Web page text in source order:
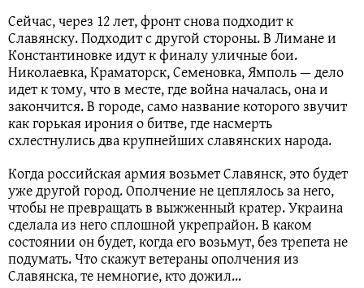
Сейчас, через 12 лет, фронт снова подходит к
Славянску. Подходит с другой стороны. В Лимане и
Константиновке идут к финалу уличные бои.
Николаевка, Краматорск, Семеновка, Ямполь — дело
идет к тому, что в месте, где война началась, она и
закончится. В городе, само название которого звучит
как горькая ирония о битве, где насмерть
схлестнулись два крупнейших славянских народа.
Когда российская армия возьмет Славянск, это будет
уже другой город. Ополчение не цеплялось за него,
чтобы не превращать в выжженный кратер. Украина
сделала из него сплошной укрепрайон. В каком
состоянии он будет, когда его возьмут, без трепета не
подумать. Что скажут ветераны ополчения из
Славянска, те немногие, кто дожил…